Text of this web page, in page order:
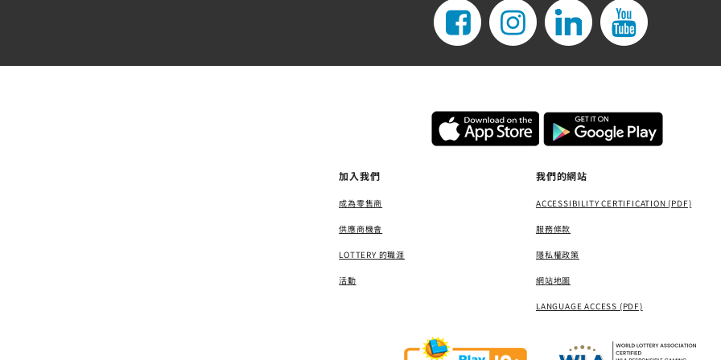
加入我們
成為零售商
供應商機會
LOTTERY 的職涯
活動
我們的網站
ACCESSIBILITY CERTIFICATION (PDF)
服務條款
隱私權政策
網站地圖
LANGUAGE ACCESS (PDF)